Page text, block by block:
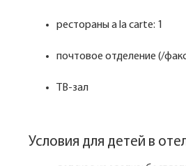
рестораны a la carte: 1
почтовое отделение (/
ТВ-зал
Условия для детей в